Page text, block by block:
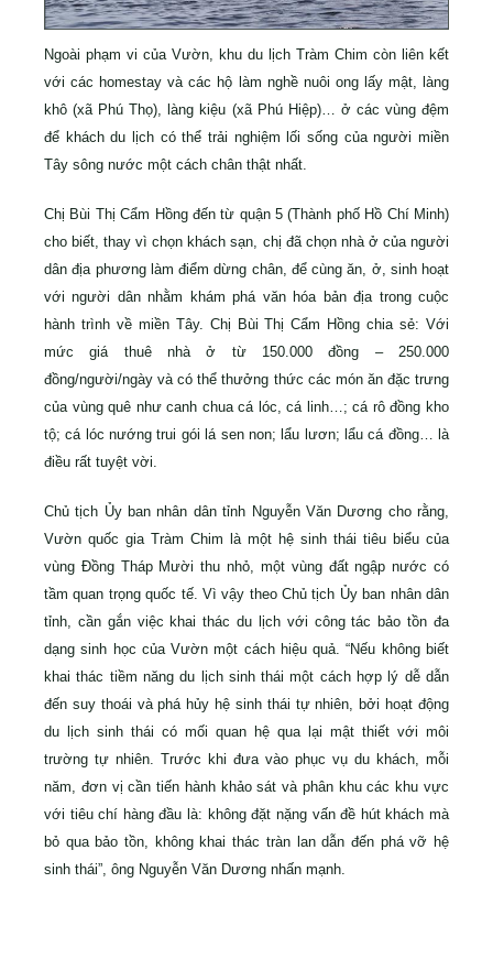
Ngoài phạm vi của Vườn, khu du lịch Tràm Chim còn liên kết
với các homestay và các hộ làm nghề nuôi ong lấy mật, làng
khô (xã Phú Thọ), làng kiệu (xã Phú Hiệp)… ở các vùng đệm
để khách du lịch có thể trải nghiệm lối sống của người miền
Tây sông nước một cách chân thật nhất.
Chị Bùi Thị Cẩm Hồng đến từ quận 5 (Thành phố Hồ Chí Minh)
cho biết, thay vì chọn khách sạn, chị đã chọn nhà ở của người
dân địa phương làm điểm dừng chân, để cùng ăn, ở, sinh hoạt
với người dân nhằm khám phá văn hóa bản địa trong cuộc
hành trình về miền Tây. Chị Bùi Thị Cẩm Hồng chia sẻ: Với
mức giá thuê nhà ở từ 150.000 đồng – 250.000
đồng/người/ngày và có thể thưởng thức các món ăn đặc trưng
của vùng quê như canh chua cá lóc, cá linh…; cá rô đồng kho
tộ; cá lóc nướng trui gói lá sen non; lẩu lươn; lẩu cá đồng… là
điều rất tuyệt vời.
Chủ tịch Ủy ban nhân dân tỉnh Nguyễn Văn Dương cho rằng,
Vườn quốc gia Tràm Chim là một hệ sinh thái tiêu biểu của
vùng Đồng Tháp Mười thu nhỏ, một vùng đất ngập nước có
tầm quan trọng quốc tế. Vì vậy theo Chủ tịch Ủy ban nhân dân
tỉnh, cần gắn việc khai thác du lịch với công tác bảo tồn đa
dạng sinh học của Vườn một cách hiệu quả. “Nếu không biết
khai thác tiềm năng du lịch sinh thái một cách hợp lý dễ dẫn
đến suy thoái và phá hủy hệ sinh thái tự nhiên, bởi hoạt động
du lịch sinh thái có mối quan hệ qua lại mật thiết với môi
trường tự nhiên. Trước khi đưa vào phục vụ du khách, mỗi
năm, đơn vị cần tiến hành khảo sát và phân khu các khu vực
với tiêu chí hàng đầu là: không đặt nặng vấn đề hút khách mà
bỏ qua bảo tồn, không khai thác tràn lan dẫn đến phá vỡ hệ
sinh thái”, ông Nguyễn Văn Dương nhấn mạnh.